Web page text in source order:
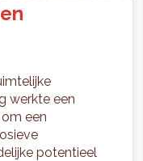
werkte een
een
potentieel